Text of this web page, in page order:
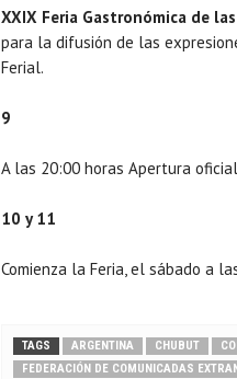
XXIX Feria Gastronómica de
para la difusión de las
Ferial.
9
A las 20:00 horas Apertura
10 y 11
Comienza la Feria, el sábado a
TAGS ARGENTINA CHUBUT
FEDERACIÓN DE COMUNICADAS